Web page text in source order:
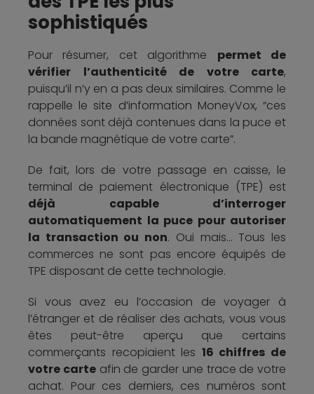
sophistiqués
Pour résumer, cet algorithme permet de
vérifier l’authenticité de votre carte,
puisqu’il n’y en a pas deux similaires. Comme le
rappelle le site d’information MoneyVox, “ces
données sont déjà contenues dans la puce et
la bande magnétique de votre carte”.
De fait, lors de votre passage en caisse, le
terminal de paiement électronique (TPE) est
déjà capable d’interroger
automatiquement la puce pour autoriser
la transaction ou non. Oui mais... Tous les
commerces ne sont pas encore équipés de
TPE disposant de cette technologie.
Si vous avez eu l’occasion de voyager à
l’étranger et de réaliser des achats, vous vous
êtes peut-être aperçu que certains
commerçants recopiaient les 16 chiffres de
votre carteafin de garder une trace de votre
achat. Pour ces derniers, ces numéros sont